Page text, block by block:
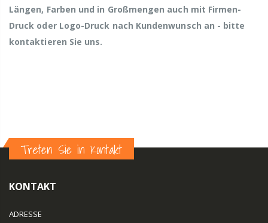
Längen, Farben und in Großmengen auch mit Firmen-
Druck oder Logo-Druck nach Kundenwunsch an - bitte
kontaktieren Sie uns.
Treten Sie in Kontakt
KONTAKT
ADRESSE